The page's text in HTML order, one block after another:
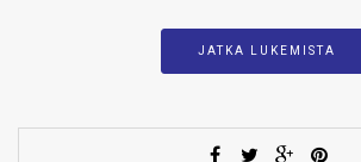
JATKA LUKEMISTA